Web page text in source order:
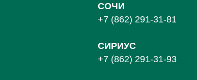
СОЧИ
+7 (862) 291-31-81
СИРИУС
+7 (862) 291-31-93